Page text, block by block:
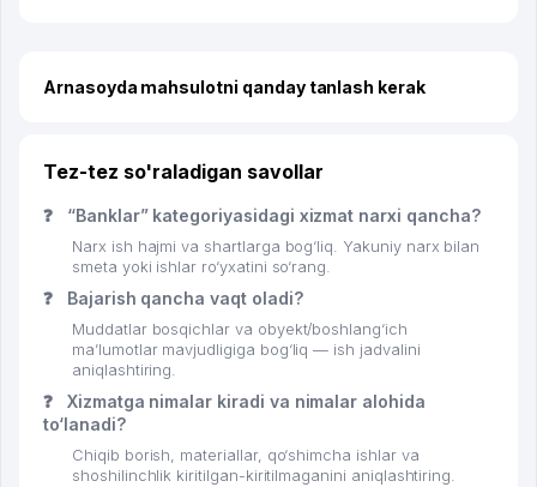
Arnasoyda mahsulotni qanday tanlash kerak
Tez-tez so'raladigan savollar
❓ “Banklar” kategoriyasidagi xizmat narxi qancha?
Narx ish hajmi va shartlarga bog‘liq. Yakuniy narx bilan
smeta yoki ishlar ro‘yxatini so‘rang.
❓ Bajarish qancha vaqt oladi?
Muddatlar bosqichlar va obyekt/boshlang‘ich
ma’lumotlar mavjudligiga bog‘liq — ish jadvalini
aniqlashtiring.
❓
Xizmatga nimalar kiradi va nimalar alohida
to‘lanadi?
Chiqib borish, materiallar, qo‘shimcha ishlar va
shoshilinchlik kiritilgan-kiritilmaganini aniqlashtiring.